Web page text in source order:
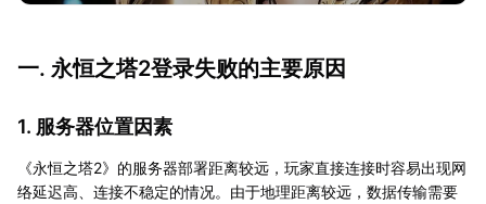
一. 永恒之塔2登录失败的主要原因
1. 服务器位置因素
《永恒之塔2》的服务器部署距离较远，玩家直接连接时容易出现网
络延迟高、连接不稳定的情况。由于地理距离较远，数据传输需要